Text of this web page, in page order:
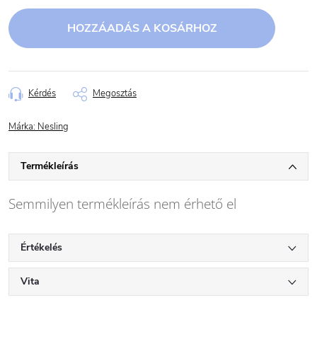
HOZZÁADÁS A KOSÁRHOZ
Kérdés Megosztás
Márka: Nesling
Termékleírás
Semmilyen termékleírás nem érhető el
Értékelés
Vita